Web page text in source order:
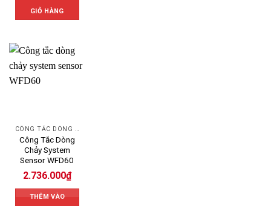
GIỎ HÀNG
CÔNG TẮC DÒNG CHẢY
Công Tắc Dòng
Chảy System
Sensor WFD60
2.736.000₫
THÊM VÀO